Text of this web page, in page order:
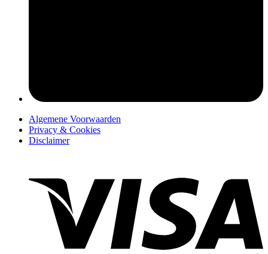
Algemene Voorwaarden
Privacy & Cookies
Disclaimer